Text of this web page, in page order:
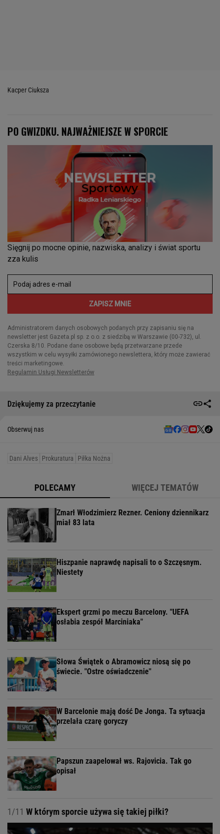
Kacper Ciuksza
Dziękujemy za przeczytanie
Obserwuj nas
Dani Alves Prokuratura Piłka Nożna
POLECAMY WIĘCEJ TEMATÓW
Zmarł Włodzimierz Rezner. Ceniony dziennikarz
miał 83 lata
Hiszpanie naprawdę napisali to o Szczęsnym.
Niestety
Ekspert grzmi po meczu Barcelony. "UEFA
osłabia zespół Marciniaka"
Słowa Świątek o Abramowicz niosą się po
świecie. "Ostre oświadczenie"
W Barcelonie mają dość De Jonga. Ta sytuacja
przelała czarę goryczy
Papszun zaapelował ws. Rajovicia. Tak go
opisał
1/11 W którym sporcie używa się takiej piłki?